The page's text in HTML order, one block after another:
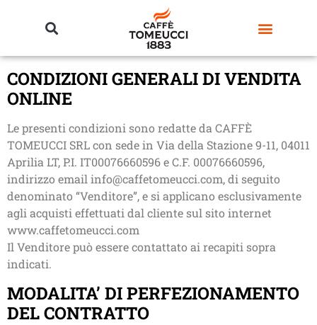
CONDIZIONI GENERALI DI VENDITA
ONLINE
Le presenti condizioni sono redatte da CAFFÈ
TOMEUCCI SRL con sede in Via della Stazione 9-11, 04011
Aprilia LT, P.I. IT00076660596 e C.F. 00076660596,
indirizzo email info@caffetomeucci.com, di seguito
denominato “Venditore”, e si applicano esclusivamente
agli acquisti effettuati dal cliente sul sito internet
www.caffetomeucci.com
Il Venditore può essere contattato ai recapiti sopra
indicati.
MODALITA’ DI PERFEZIONAMENTO
DEL CONTRATTO